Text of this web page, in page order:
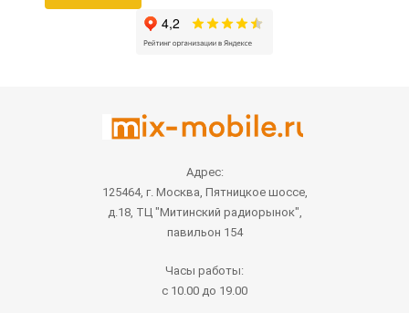
Адрес:
125464, г. Москва, Пятницкое шоссе,
д.18, ТЦ "Митинский радиорынок",
павильон 154
Часы работы:
с 10.00 до 19.00